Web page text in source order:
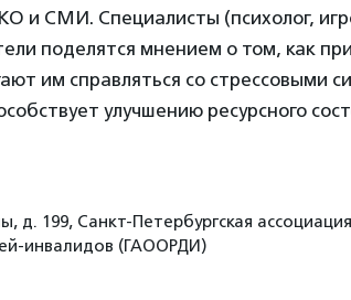
и СМИ. Специалисты (психолог,
поделятся мнением о том, как
им справляться со стрессовыми
улучшению ресурсного
д. 199, Санкт-Петербургская
инвалидов (ГАООРДИ)